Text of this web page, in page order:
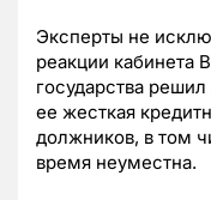
Эксперты не
реакции кабинета
государства
ее жесткая
должников, в том
время неуместна.